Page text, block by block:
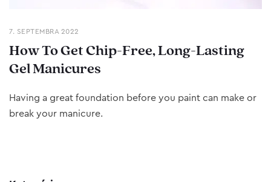
7. SEPTEMBRA 2022
How To Get Chip-Free, Long-Lasting
Gel Manicures
Having a great foundation before you paint can make or
break your manicure.